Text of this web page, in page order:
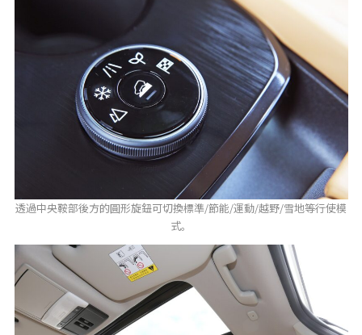
透過中央鞍部後方的圓形旋鈕可切換標準/節能/運動/越野/雪地等行使模
式。